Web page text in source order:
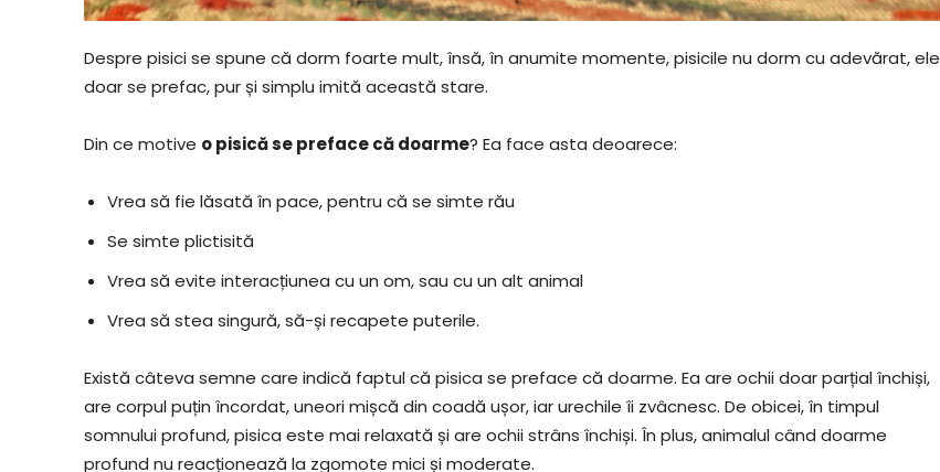
Despre pisici se spune că dorm foarte mult, însă, în anumite momente, pisicile nu dorm cu adevărat, ele
doar se prefac, pur și simplu imită această stare.
Din ce motive o pisică se preface că doarme? Ea face asta deoarece:
Vrea să fie lăsată în pace, pentru că se simte rău
Se simte plictisită
Vrea să evite interacțiunea cu un om, sau cu un alt animal
Vrea să stea singură, să-și recapete puterile.
Există câteva semne care indică faptul că pisica se preface că doarme. Ea are ochii doar parțial închiși,
are corpul puțin încordat, uneori mișcă din coadă ușor, iar urechile îi zvâcnesc. De obicei, în timpul
somnului profund, pisica este mai relaxată și are ochii strâns închiși. În plus, animalul când doarme
profund nu reacționează la zgomote mici și moderate.